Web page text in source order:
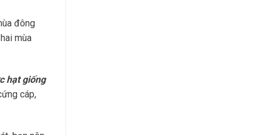
đông
mùa
hạt giống
cáp,